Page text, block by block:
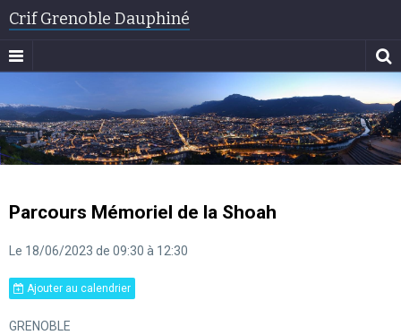
Crif Grenoble Dauphiné
Parcours Mémoriel de la Shoah
Le 18/06/2023 de 09:30 à 12:30
Ajouter au calendrier
GRENOBLE